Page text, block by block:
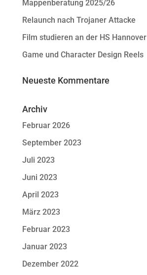
Mappenberatung 2025/26
Relaunch nach Trojaner Attacke
Film studieren an der HS Hannover
Game und Character Design Reels
Neueste Kommentare
Archiv
Februar 2026
September 2023
Juli 2023
Juni 2023
April 2023
März 2023
Februar 2023
Januar 2023
Dezember 2022